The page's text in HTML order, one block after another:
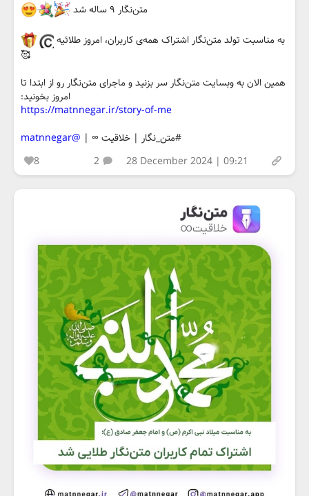
متن‌نگار ۹ ساله شد
به مناسبت تولد متن‌نگار اشتراک همه‌ی کاربران، امروز طلائیه
🥰
همین الان به وبسایت متن‌نگار سر بزنید و ماجرای متن‌نگار رو از ابتدا تا
امروز بخونید:
https://matnnegar.ir/story-of-me
#متن_نگار | خلاقیت ∞ | @matnnegar
8
2 28 December 2024 | 09:21